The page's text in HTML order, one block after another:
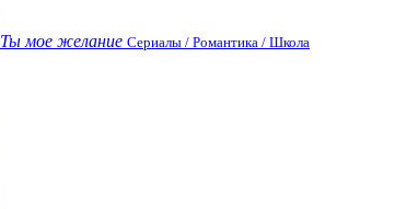
Ты мое желание Сериалы / Романтика / Школа